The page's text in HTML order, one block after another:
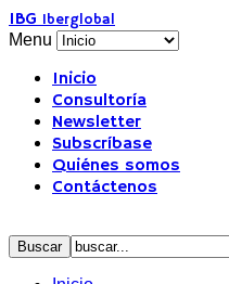
IBG Iberglobal
Menu
Inicio
Consultoría
Newsletter
Subscríbase
Quiénes somos
Contáctenos